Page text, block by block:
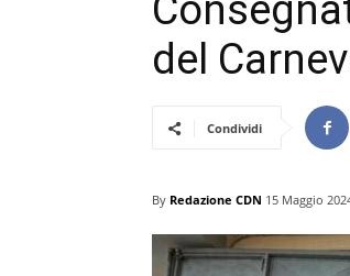
del
Condividi
By Redazione CDN 15 Maggio